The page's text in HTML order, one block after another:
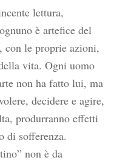
lettura,
è artefice del
con le proprie azioni,
vita. Ogni uomo
non ha fatto lui, ma
decidere e agire,
produrranno effetti
di sofferenza.
non è da